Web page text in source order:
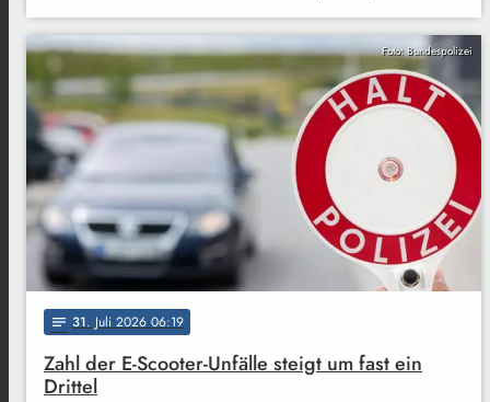
Foto: Bundespolizei
notes 31. Juli 2026 06:19
Zahl der E-Scooter-Unfälle steigt um fast ein
Drittel